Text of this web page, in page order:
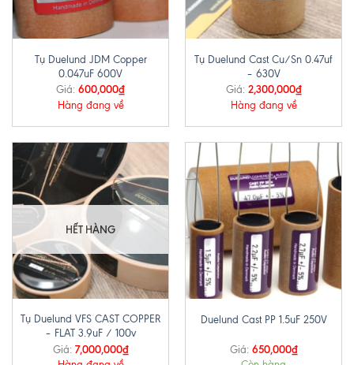
Tụ Duelund JDM Copper
0.047uF 600V
Giá: 600,000₫
Hàng đang về
Tụ Duelund Cast Cu/Sn 0.47uf
– 630V
Giá: 2,300,000₫
Hàng đang về
HẾT HÀNG
Tụ Duelund VFS CAST COPPER
– FLAT 3.9uF / 100v
Giá: 7,000,000₫
Duelund Cast PP 1.5uF 250V
Giá: 650,000₫